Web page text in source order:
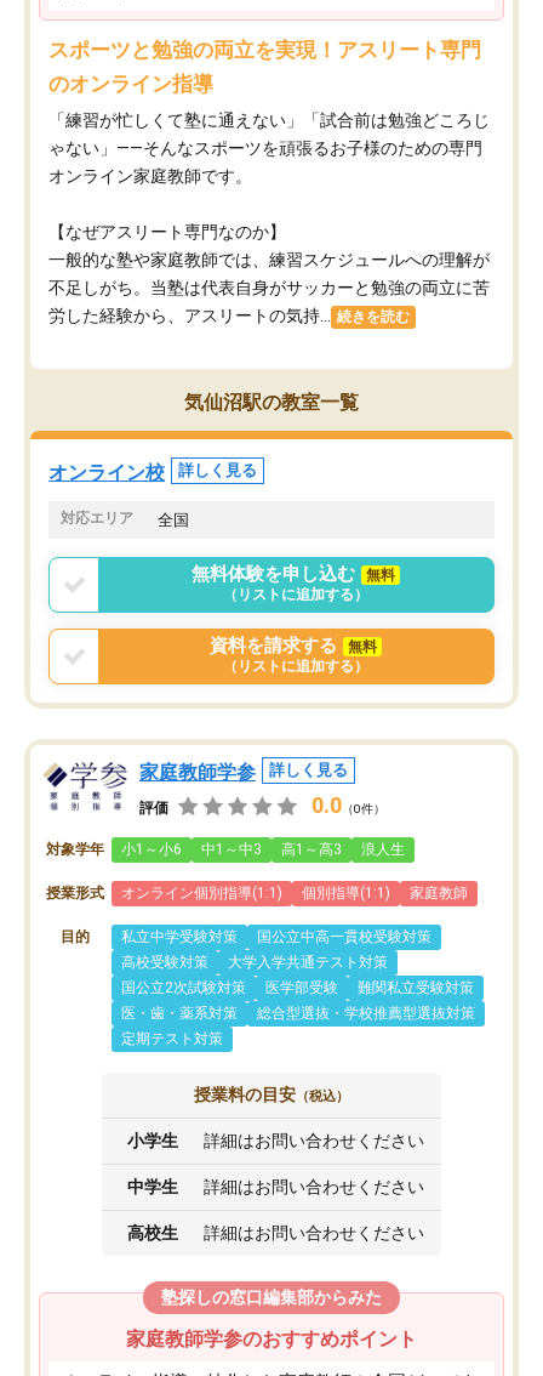
スポーツと勉強の両立を実現！アスリート専門
のオンライン指導
「練習が忙しくて塾に通えない」「試合前は勉強どころじ
ゃない」——そんなスポーツを頑張るお子様のための専門
オンライン家庭教師です。
【なぜアスリート専門なのか】
一般的な塾や家庭教師では、練習スケジュールへの理解が
不足しがち。当塾は代表自身がサッカーと勉強の両立に苦
労した経験から、アスリートの気持...
続きを読む
気仙沼駅の教室一覧
オンライン校 詳しく見る
対応エリア 全国
無料体験を申し込む
無料
（リストに追加する）
資料を請求する
無料
（リストに追加する）
家庭教師学参 詳しく見る
評価 0.0 （0件）
対象学年 小1～小6 中1～中3 高1～高3 浪人生
授業形式 オンライン個別指導(1:1) 個別指導(1:1) 家庭教師
目的 私立中学受験対策
国公立中高一貫校受験対策
高校受験対策
大学入学共通テスト対策
国公立2次試験対策
医学部受験
難関私立受験対策
医・歯・薬系対策
総合型選抜・学校推薦型選抜対策
定期テスト対策
授業料の目安 （税込）
小学生 詳細はお問い合わせください
中学生 詳細はお問い合わせください
高校生 詳細はお問い合わせください
塾探しの窓口編集部からみた
家庭教師学参のおすすめポイント